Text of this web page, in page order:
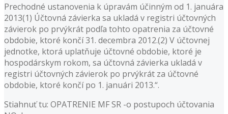
Prechodné ustanovenia k úpravám účinným od 1. januára
2013(1) Účtovná závierka sa ukladá v registri účtovných
závierok po prvýkrát podľa tohto opatrenia za účtovné
obdobie, ktoré končí 31. decembra 2012.(2) V účtovnej
jednotke, ktorá uplatňuje účtovné obdobie, ktoré je
hospodárskym rokom, sa účtovná závierka ukladá v
registri účtovných závierok po prvýkrát za účtovné
obdobie, ktoré končí po 1. januári 2013.“.
Stiahnuť tu: OPATRENIE MF SR -o postupoch účtovania